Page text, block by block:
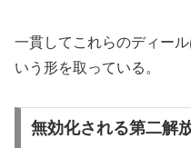
一貫してこれらのディー
いう形を取っている。
無効化される第二解